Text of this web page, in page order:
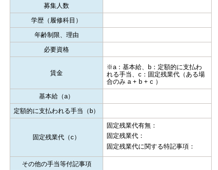
募集人数
学歴（履修科目）
年齢制限、理由
必要資格
賃金
※a：基本給、b：定額的に支払わ
れる手当、c：固定残業代（ある場
合のみ a + b + c ）
基本給（a）
定額的に支払われる手当（b）
固定残業代（c）
固定残業代有無：
固定残業代：
固定残業代に関する特記事項：
その他の手当等付記事項